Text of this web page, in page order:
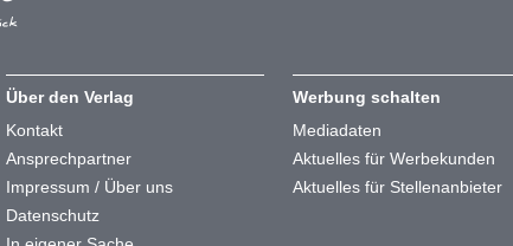
Über den Verlag
Kontakt
Ansprechpartner
Impressum / Über uns
Datenschutz
Werbung schalten
Mediadaten
Aktuelles für Werbekunden
Aktuelles für Stellenanbieter